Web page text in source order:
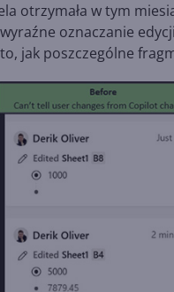
otrzymała w tym
oznaczanie
jak poszczególne